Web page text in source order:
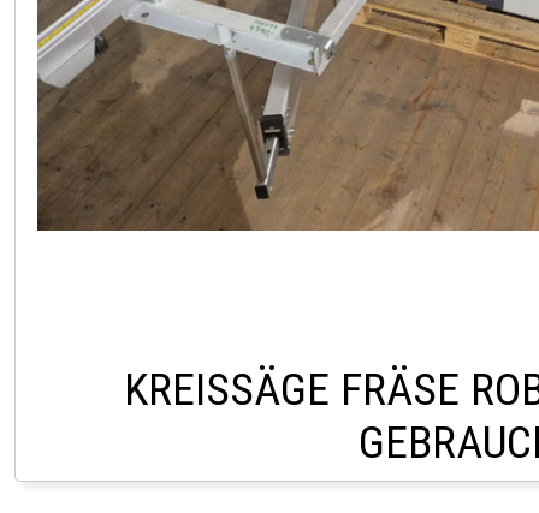
KREISSÄGE FRÄSE